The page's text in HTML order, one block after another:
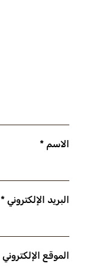
الاسم *
البريد الإلكتروني *
الموقع الإلكتروني